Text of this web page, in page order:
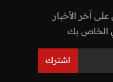
آخر الأخبار
الخاص بك
اشترك